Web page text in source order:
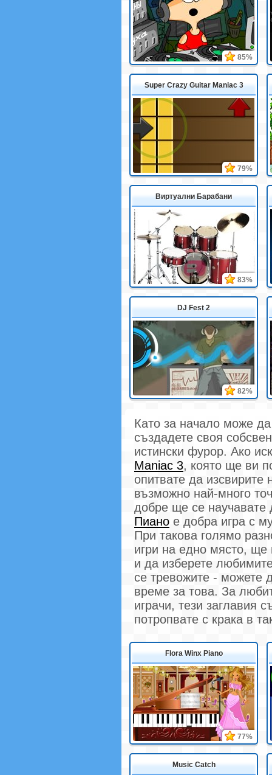
85%
Super Crazy Guitar Maniac 3
79%
Виртуални Барабани
83%
DJ Fest 2
82%
Като за начало може
създадете своя
истински фурор. Ако
Maniac 3, която ще ви
опитвате да изсвирите
възможно най-много
добре ще се научавате
Пиано е добра игра с
При такова голямо
игри на едно място, ще
и да изберете
се тревожите - можете
време за това. За
играчи, тези заглавия
потропвате с крака в
Flora Winx Piano
77%
Music Catch